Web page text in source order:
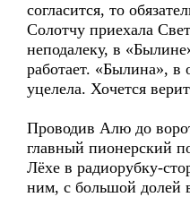
согласится, то
Солотчу приехала
неподалеку, в
работает. «Былина», в
уцелела. Хочется
Проводив Алю до
главный пионерский
Лёхе в радиорубку-
ним, с большой долей